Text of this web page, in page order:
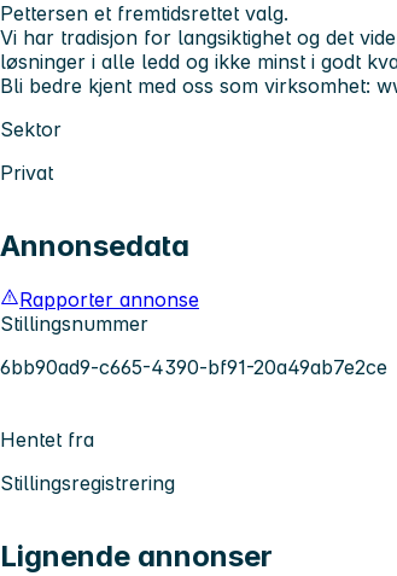
Pettersen et fremtidsrettet valg.
Vi har tradisjon for langsiktighet og det
løsninger i alle ledd og ikke minst i godt
Bli bedre kjent med oss som virksomhet:
Sektor
Privat
Annonsedata
Rapporter annonse
Stillingsnummer
6bb90ad9-c665-4390-bf91-20a49ab7e2ce
Hentet fra
Stillingsregistrering
Lignende annonser